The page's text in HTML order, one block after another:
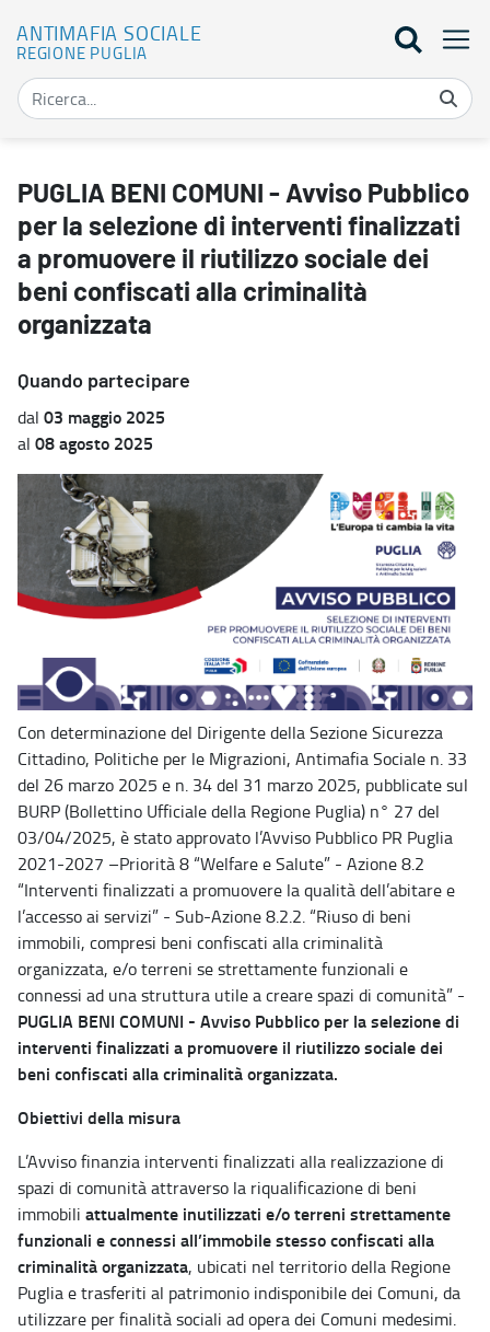
ANTIMAFIA SOCIALE
REGIONE PUGLIA
PUGLIA BENI COMUNI - Avviso Pubblico
per la selezione di interventi finalizzati
a promuovere il riutilizzo sociale dei
beni confiscati alla criminalità
organizzata
Quando partecipare
dal 03 maggio 2025
al 08 agosto 2025
Con determinazione del Dirigente della Sezione Sicurezza
Cittadino, Politiche per le Migrazioni, Antimafia Sociale n. 33
del 26 marzo 2025 e n. 34 del 31 marzo 2025, pubblicate sul
BURP (Bollettino Ufficiale della Regione Puglia) n° 27 del
03/04/2025, è stato approvato l’Avviso Pubblico PR Puglia
2021-2027 –Priorità 8 “Welfare e Salute” - Azione 8.2
“Interventi finalizzati a promuovere la qualità dell’abitare e
l’accesso ai servizi” - Sub-Azione 8.2.2. “Riuso di beni
immobili, compresi beni confiscati alla criminalità
organizzata, e/o terreni se strettamente funzionali e
connessi ad una struttura utile a creare spazi di comunità” -
PUGLIA BENI COMUNI - Avviso Pubblico per la selezione di
interventi finalizzati a promuovere il riutilizzo sociale dei
beni confiscati alla criminalità organizzata.
Obiettivi della misura
L’Avviso finanzia interventi finalizzati alla realizzazione di
spazi di comunità attraverso la riqualificazione di beni
immobili attualmente inutilizzati e/o terreni strettamente
funzionali e connessi all’immobile stesso confiscati alla
criminalità organizzata, ubicati nel territorio della Regione
Puglia e trasferiti al patrimonio indisponibile dei Comuni, da
utilizzare per finalità sociali ad opera dei Comuni medesimi.